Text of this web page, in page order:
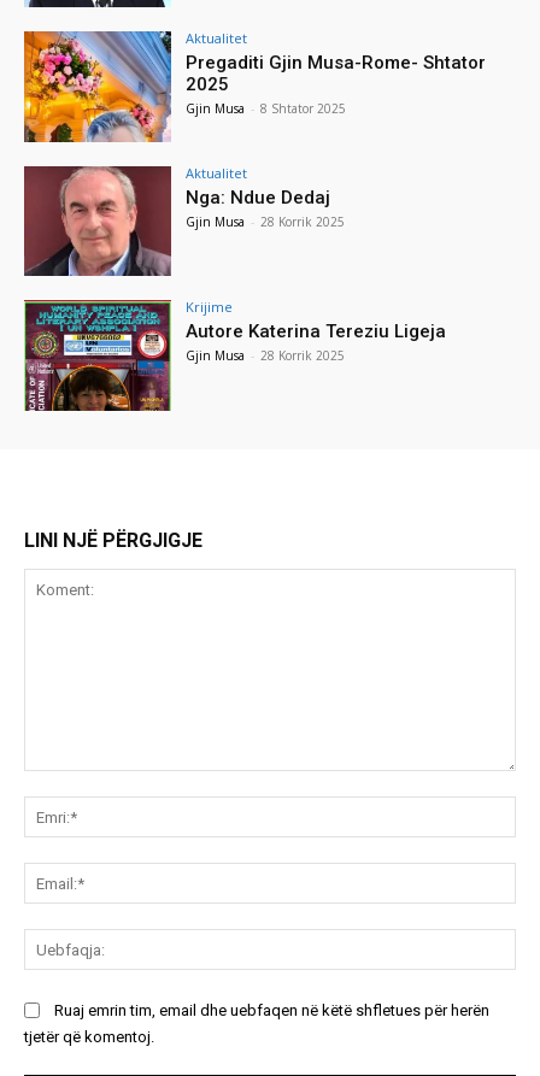
Aktualitet
Pregaditi Gjin Musa-Rome- Shtator
2025
Gjin Musa - 8 Shtator 2025
Aktualitet
Nga: Ndue Dedaj
Gjin Musa - 28 Korrik 2025
Krijime
Autore Katerina Tereziu Ligeja
Gjin Musa - 28 Korrik 2025
LINI NJË PËRGJIGJE
Ruaj emrin tim, email dhe uebfaqen në këtë shfletues për herën
tjetër që komentoj.